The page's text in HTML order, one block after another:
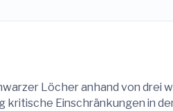
Löcher anhand von drei
kritische Einschränkungen in